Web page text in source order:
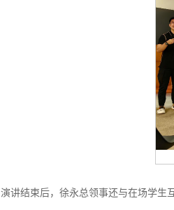
演讲结束后，徐永总领事还与在场学生